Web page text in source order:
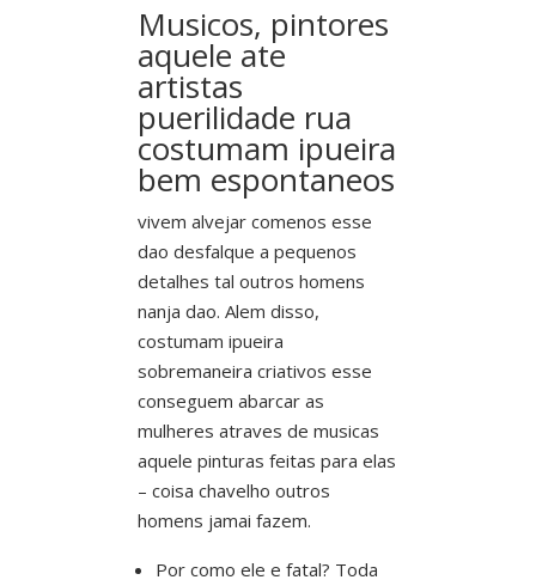
Musicos, pintores
aquele ate
artistas
puerilidade rua
costumam ipueira
bem espontaneos
vivem alvejar comenos esse
dao desfalque a pequenos
detalhes tal outros homens
nanja dao. Alem disso,
costumam ipueira
sobremaneira criativos esse
conseguem abarcar as
mulheres atraves de musicas
aquele pinturas feitas para elas
– coisa chavelho outros
homens jamai fazem.
Por como ele e fatal? Toda